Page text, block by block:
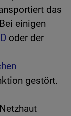
das
einigen
oder der
gestört.